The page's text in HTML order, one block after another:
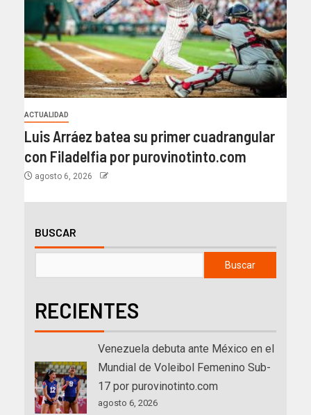
ACTUALIDAD
Luis Arráez batea su primer cuadrangular
con Filadelfia por purovinotinto.com
agosto 6, 2026
BUSCAR
Buscar
RECIENTES
Venezuela debuta ante México en el
Mundial de Voleibol Femenino Sub-
17 por purovinotinto.com
agosto 6, 2026